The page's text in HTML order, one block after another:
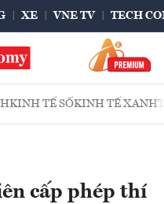
XE VNE TV TECH
KINH TẾ SỐKINH TẾ XANH
cấp phép thí